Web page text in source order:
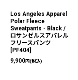
Los Angeles Apparel
Polar Fleece
Sweatpants - Black /
ロサンゼルスアパレル
フリースパンツ
[PF404]
9,900円(税込)